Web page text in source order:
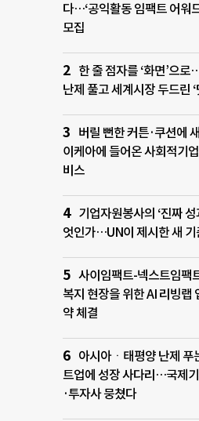
다…‘공익활동 임팩트 어워
모집
한 줄 점자를 ‘화면’으로
난제 풀고 세계시장 두드린 ‘
버릴 뻔한 커튼·쿠션에
이케아에 들어온 사회적기
비스
기업자원봉사의 ‘진짜 성
엇인가…UN이 제시한 새 기
사이임팩트-넥스트임팩
복지 현장을 위한 AI 리빙랩
약 체결
아시아ㆍ태평양 난제 푸
트업에 성장 사다리…국제
·투자사 뭉쳤다